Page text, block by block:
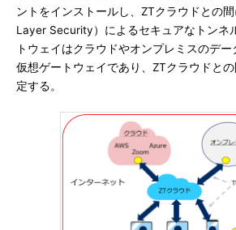
ントをインストールし、ZTクラウドとの
Layer Security）によるセキュアなトンネ
トウェイはクラウドやオンプレミスのデ
仮想ゲートウェイであり、ZTクラウドと
定する。